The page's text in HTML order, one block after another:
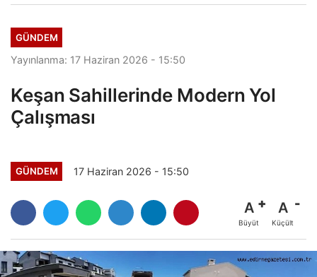
GÜNDEM
Yayınlanma: 17 Haziran 2026 - 15:50
Keşan Sahillerinde Modern Yol
Çalışması
GÜNDEM 17 Haziran 2026 - 15:50
A
Büyüt
A
Küçült